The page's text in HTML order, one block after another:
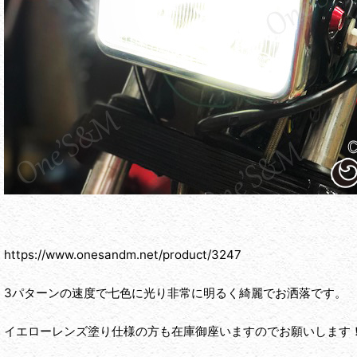
https://www.onesandm.net/product/3247
3パターンの速度で七色に光り非常に明るく綺麗でお洒落です。
イエローレンズ塗り仕様の方も在庫御座いますのでお願いします